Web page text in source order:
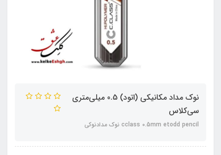
نوک مداد مکانیکی (اتود) 0.5 میلی‌متری
سی‌کلاس
cclass 0.5mm etodd pencil نوک مدادنوکی